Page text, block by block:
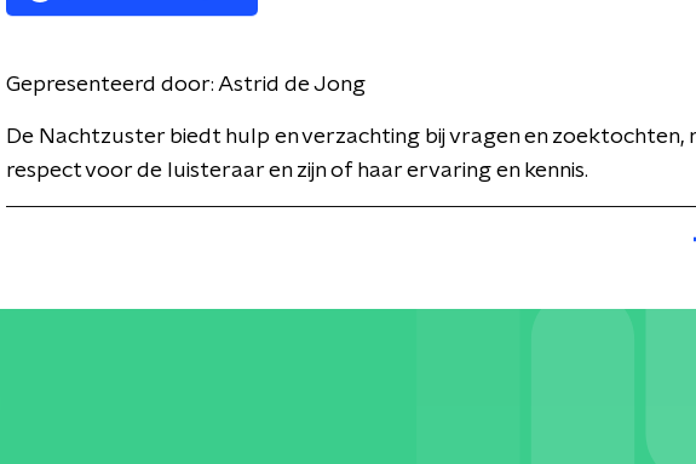
Gepresenteerd door: Astrid de Jong
De Nachtzuster biedt hulp en verzachting bij vragen en zoektochten,
respect voor de luisteraar en zijn of haar ervaring en kennis.